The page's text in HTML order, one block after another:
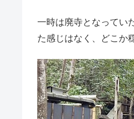
一時は廃寺となってい
た感じはなく、どこか